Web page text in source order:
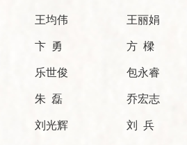
王均伟 王丽娟
卞 勇 方 樑
乐世俊 包永睿
朱 磊 乔宏志
刘光辉 刘 兵